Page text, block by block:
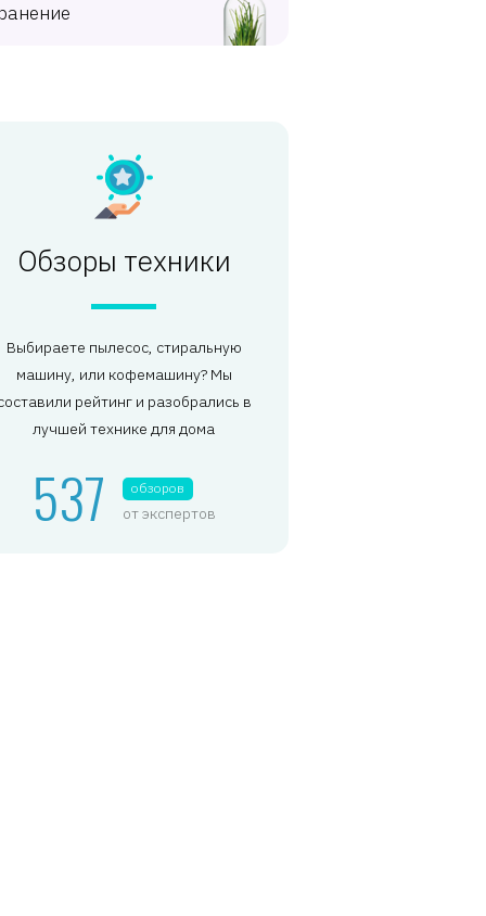
Обзоры техники
Выбираете пылесос, стиральную
машину, или кофемашину? Мы
рейтинг и разобрались в
лучшей технике для дома
537 обзоров
от экспертов